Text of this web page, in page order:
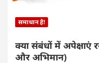
समाधान है!
क्या संबंधों में अपेक्षाएं
और अभिमान)